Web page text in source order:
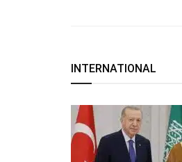
INTERNATIONAL